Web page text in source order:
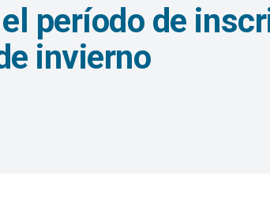
período de
invierno